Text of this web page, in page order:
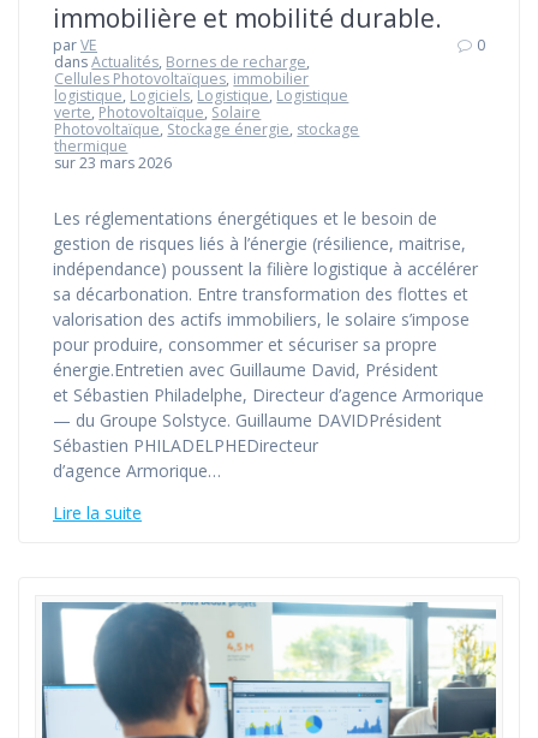
immobilière et mobilité durable.
parVE
dansActualités, Bornes de recharge,
Cellules Photovoltaïques, immobilier
logistique, Logiciels, Logistique, Logistique
verte, Photovoltaïque, Solaire
Photovoltaïque, Stockage énergie, stockage
thermique
sur 23 mars 2026
0
Les réglementations énergétiques et le besoin de
gestion de risques liés à l’énergie (résilience, maitrise,
indépendance) poussent la filière logistique à accélérer
sa décarbonation. Entre transformation des flottes et
valorisation des actifs immobiliers, le solaire s’impose
pour produire, consommer et sécuriser sa propre
énergie.Entretien avec Guillaume David, Président
et Sébastien Philadelphe, Directeur d’agence Armorique
— du Groupe Solstyce. Guillaume DAVIDPrésident
Sébastien PHILADELPHEDirecteur
d’agence Armorique…
Lire la suite